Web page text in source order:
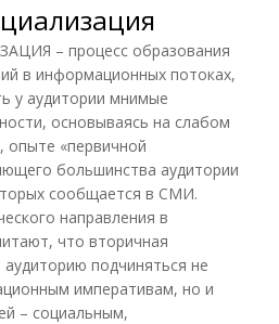
– процесс образования
в информационных потоках,
у аудитории мнимые
основываясь на слабом
опыте «первичной
большинства аудитории
сообщается в СМИ.
направления в
что вторичная
аудиторию подчиняться не
императивам, но и
– социальным,